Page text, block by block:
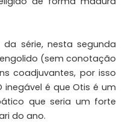
série, nesta segunda
(sem conotação
coadjuvantes, por isso
inegável é que Otis é um
que seria um forte
do ano.